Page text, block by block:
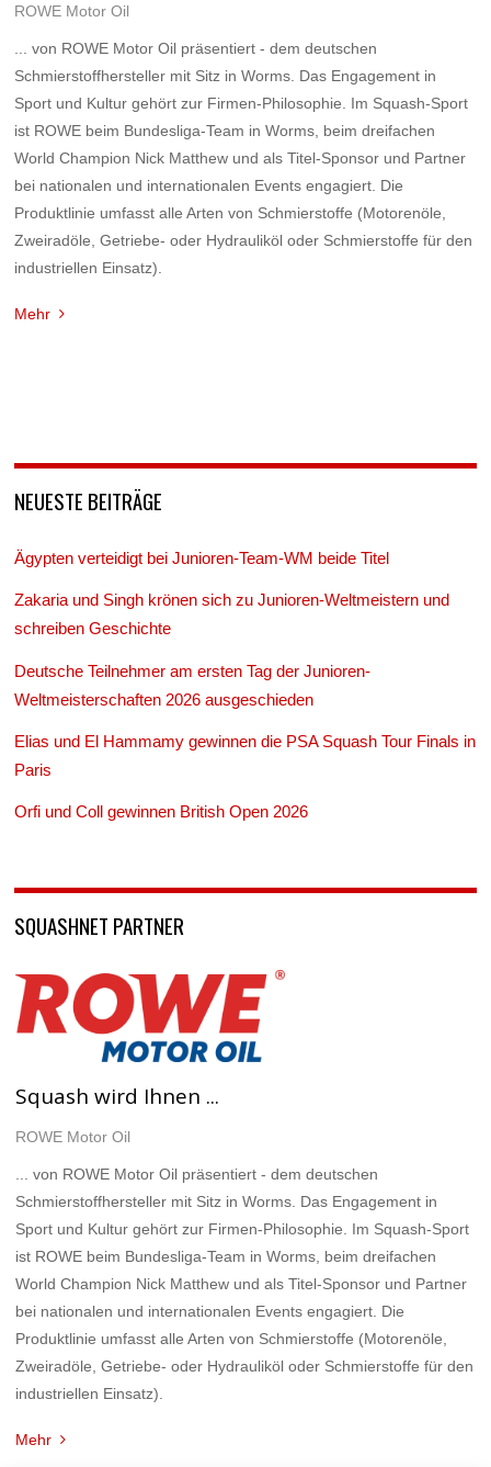
ROWE Motor Oil
... von ROWE Motor Oil präsentiert - dem deutschen
Schmierstoffhersteller mit Sitz in Worms. Das Engagement in
Sport und Kultur gehört zur Firmen-Philosophie. Im Squash-Sport
ist ROWE beim Bundesliga-Team in Worms, beim dreifachen
World Champion Nick Matthew und als Titel-Sponsor und Partner
bei nationalen und internationalen Events engagiert. Die
Produktlinie umfasst alle Arten von Schmierstoffe (Motorenöle,
Zweiradöle, Getriebe- oder Hydrauliköl oder Schmierstoffe für den
industriellen Einsatz).
Mehr
NEUESTE BEITRÄGE
Ägypten verteidigt bei Junioren-Team-WM beide Titel
Zakaria und Singh krönen sich zu Junioren-Weltmeistern und
schreiben Geschichte
Deutsche Teilnehmer am ersten Tag der Junioren-
Weltmeisterschaften 2026 ausgeschieden
Elias und El Hammamy gewinnen die PSA Squash Tour Finals in
Paris
Orfi und Coll gewinnen British Open 2026
SQUASHNET PARTNER
Squash wird Ihnen ...
ROWE Motor Oil
... von ROWE Motor Oil präsentiert - dem deutschen
Schmierstoffhersteller mit Sitz in Worms. Das Engagement in
Sport und Kultur gehört zur Firmen-Philosophie. Im Squash-Sport
ist ROWE beim Bundesliga-Team in Worms, beim dreifachen
World Champion Nick Matthew und als Titel-Sponsor und Partner
bei nationalen und internationalen Events engagiert. Die
Produktlinie umfasst alle Arten von Schmierstoffe (Motorenöle,
Zweiradöle, Getriebe- oder Hydrauliköl oder Schmierstoffe für den
industriellen Einsatz).
Mehr